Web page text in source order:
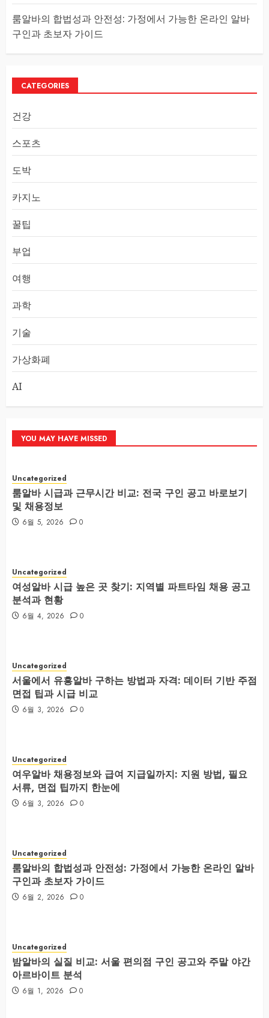
룸알바의 합법성과 안전성: 가정에서 가능한 온라인 알바
구인과 초보자 가이드
CATEGORIES
건강
스포츠
도박
카지노
꿀팁
부업
여행
과학
기술
가상화폐
AI
YOU MAY HAVE MISSED
Uncategorized
룸알바 시급과 근무시간 비교: 전국 구인 공고 바로보기
및 채용정보
6월 5, 2026 0
Uncategorized
여성알바 시급 높은 곳 찾기: 지역별 파트타임 채용 공고
분석과 현황
6월 4, 2026 0
Uncategorized
서울에서 유흥알바 구하는 방법과 자격: 데이터 기반 주점
면접 팁과 시급 비교
6월 3, 2026 0
Uncategorized
여우알바 채용정보와 급여 지급일까지: 지원 방법, 필요
서류, 면접 팁까지 한눈에
6월 3, 2026 0
Uncategorized
룸알바의 합법성과 안전성: 가정에서 가능한 온라인 알바
구인과 초보자 가이드
6월 2, 2026 0
Uncategorized
밤알바의 실질 비교: 서울 편의점 구인 공고와 주말 야간
아르바이트 분석
6월 1, 2026 0